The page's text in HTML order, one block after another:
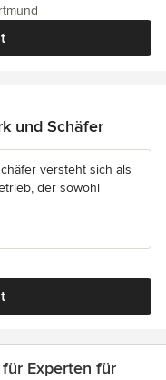
und Schäfer
versteht sich als
der sowohl
Experten für